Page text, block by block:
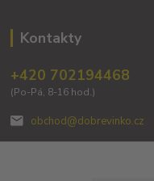
Kontakty
+420 702194468
(Po-Pá, 8-16 hod.)
obchod@dobrevinko.cz